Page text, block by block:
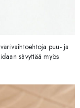
puu- ja
sävyttää myös